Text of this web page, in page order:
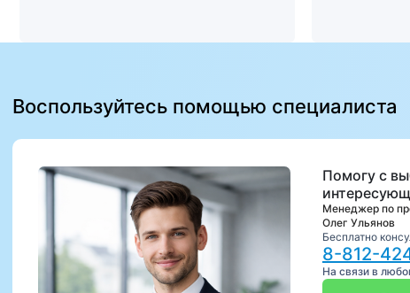
Воспользуйтесь помощью специалиста
Помогу с
Менеджер по
Олег Ульянов
Бесплатно
8-812-
На связи в